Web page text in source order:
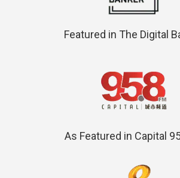
Featured in The Digital
As Featured in Capital